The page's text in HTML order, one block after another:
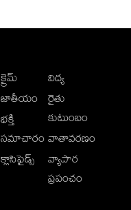
క్రైమ్
జాతీయం
భక్తి
సమాచారం
క్లాసిఫైడ్స్
విద్య
రైతు
కుటుంబం
వాతావరణం
వ్యాపార
ప్రపంచం